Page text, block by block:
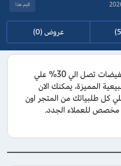
قيَم هذا
عروض (0)
كود خصم ماي الورد 2026 يعطيك تخفيضات تصل الي 30% علي
المميزة، يمكنك الان
كل طلبياتك من المتجر اون